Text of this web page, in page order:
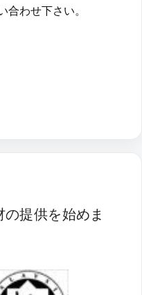
わせ下さい。
提供を始めま